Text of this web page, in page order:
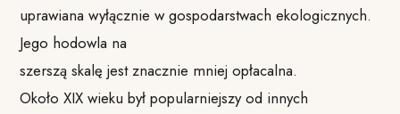
uprawiana wyłącznie w gospodarstwach ekologicznych.
Jego hodowla na
szerszą skalę jest znacznie mniej opłacalna.
Około XIX wieku był popularniejszy od innych